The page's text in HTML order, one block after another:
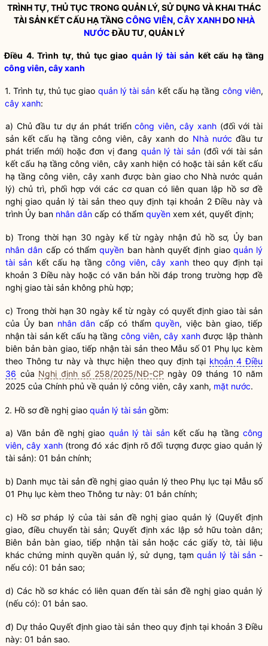
TRÌNH TỰ, THỦ TỤC TRONG QUẢN LÝ, SỬ DỤNG VÀ KHAI THÁC
TÀI SẢN KẾT CẤU HẠ TẦNG CÔNG VIÊN, CÂY XANHDONHÀ
NƯỚCĐẦU TƯ, QUẢN LÝ
Điều 4. Trình tự, thủ tục giao quản lý tài sản kết cấu hạ tầng
công viên, cây xanh
1. Trình tự, thủ tục giao quản lý tài sản kết cấu hạ tầng công viên,
cây xanh:
a) Chủ đầu tư dự án phát triểncông viên,cây xanh (đối với tài
sản kết cấu hạ tầng công viên,cây xanh do Nhà nước đầu tư
phát triển mới) hoặc đơn vị đang quản lý tài sản(đối với tài sản
kết cấu hạ tầngcông viên, cây xanh hiện có hoặc tài sản kết cấu
hạ tầng công viên, cây xanh được bàn giao cho Nhà nước quản
lý) chủ trì, phối hợp với các cơ quan có liên quan lập hồ sơ đề
nghị giao quản lý tài sản theo quy định tại khoản 2 Điều này và
trình Ủy ban nhân dân cấp có thẩm quyền xem xét, quyết định;
b) Trong thời hạn 30 ngày kể từ ngày nhận đủ hồ sơ, Ủy ban
nhân dân cấp có thẩmquyền ban hành quyết định giao quản lý
tài sản kết cấu hạ tầng công viên,cây xanhtheo quy định tại
khoản 3 Điều này hoặc có văn bản hồi đáp trong trường hợp đề
nghị giao tài sản không phù hợp;
c) Trong thời hạn 30 ngày kể từ ngày có quyết định giao tài sản
của Ủy ban nhân dân cấp có thẩm quyền, việc bàn giao, tiếp
nhận tài sản kết cấu hạ tầng công viên,cây xanhđược lập thành
biên bản bàn giao, tiếp nhận tài sản theo Mẫu số 01 Phụ lục kèm
theo Thông tư này và thực hiện theo quy định tại khoản 4 Điều
36 của Nghị định số 258/2025/NĐ-CP ngày 09 tháng 10 năm
2025 của Chính phủ về quản lý công viên, cây xanh, mặt nước.
2. Hồ sơ đề nghị giao quản lý tài sản gồm:
a) Văn bản đề nghị giao quản lý tài sảnkết cấu hạ tầngcông
viên,cây xanh(trong đó xác định rõ đối tượng được giao quản lý
tài sản): 01 bản chính;
b) Danh mục tài sản đề nghị giao quản lý theo Phụ lục tại Mẫu số
01 Phụ lục kèm theo Thông tư này: 01 bản chính;
c) Hồ sơ pháp lý của tài sản đề nghị giao quản lý (Quyết định
giao, điều chuyển tài sản; Quyết định xác lập sở hữu toàn dân;
Biên bản bàn giao, tiếp nhận tài sản hoặc các giấy tờ, tài liệu
khác chứng minh quyền quản lý, sử dụng, tạmquản lý tài sản-
nếu có): 01 bản sao;
d) Các hồ sơ khác có liên quan đến tài sản đề nghị giao quản lý
(nếu có): 01 bản sao.
đ) Dự thảo Quyết định giao tài sản theo quy định tại khoản 3 Điều
này: 01 bản sao.